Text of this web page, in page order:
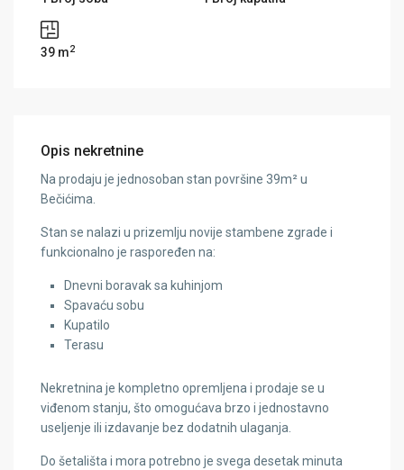
39 m2
Opis nekretnine
Na prodaju je jednosoban stan površine 39m² u
Bečićima.
Stan se nalazi u prizemlju novije stambene zgrade i
funkcionalno je raspoređen na:
Dnevni boravak sa kuhinjom
Spavaću sobu
Kupatilo
Terasu
Nekretnina je kompletno opremljena i prodaje se u
viđenom stanju, što omogućava brzo i jednostavno
useljenje ili izdavanje bez dodatnih ulaganja.
Do šetališta i mora potrebno je svega desetak minuta